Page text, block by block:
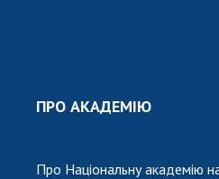
ПРО АКАДЕМІЮ
Про Національну академію